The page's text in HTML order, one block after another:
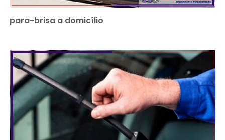
para-brisa a domicílio